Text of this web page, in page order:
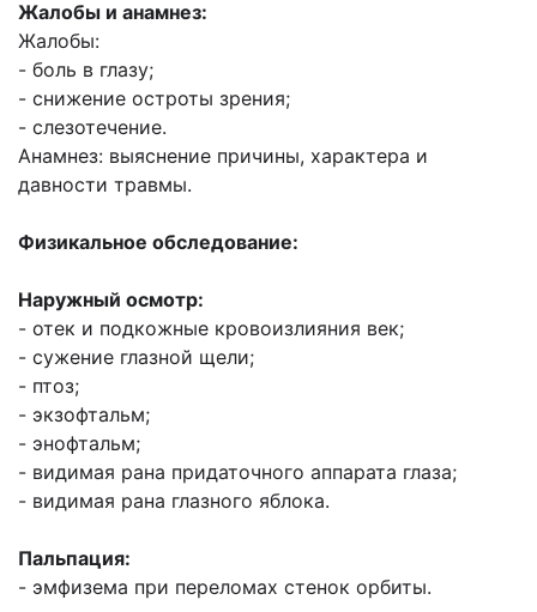
Жалобы и анамнез:
Жалобы:
- боль в глазу;
- снижение остроты зрения;
- слезотечение.
Анамнез: выяснение причины, характера и
давности травмы.
Физикальное обследование:
Наружный осмотр:
- отек и подкожные кровоизлияния век;
- сужение глазной щели;
- птоз;
- экзофтальм;
- энофтальм;
- видимая рана придаточного аппарата глаза;
- видимая рана глазного яблока.
Пальпация:
- эмфизема при переломах стенок орбиты.